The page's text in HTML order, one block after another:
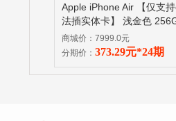
Apple iPhone Air 【仅支
法插实体卡】 浅金色
寸、 A19 Pro 芯片
商城价：7999.0元
分期价： 373.29元*24期